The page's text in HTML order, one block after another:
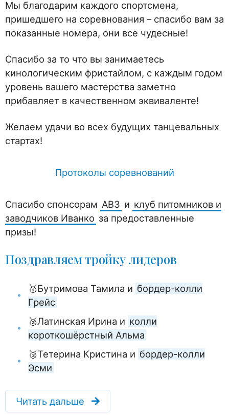
Мы благодарим каждого спортсмена,
пришедшего на соревнования – спасибо вам за
показанные номера, они все чудесные!
Спасибо за то что вы занимаетесь
кинологическим фристайлом, с каждым годом
уровень вашего мастерства заметно
прибавляет в качественном эквиваленте!
Желаем удачи во всех будущих танцевальных
стартах!
Протоколы соревнований
Спасибо спонсорам АВЗ и клуб питомников и
заводчиков Иванко за предоставленные
призы!
Поздравляем тройку лидеров
🥇Бутримова Тамила и бордер-колли
Грейс
🥈Латинская Ирина и колли
короткошёрстный Альма
🥉Тетерина Кристина и бордер-колли
Эсми
Читать дальше